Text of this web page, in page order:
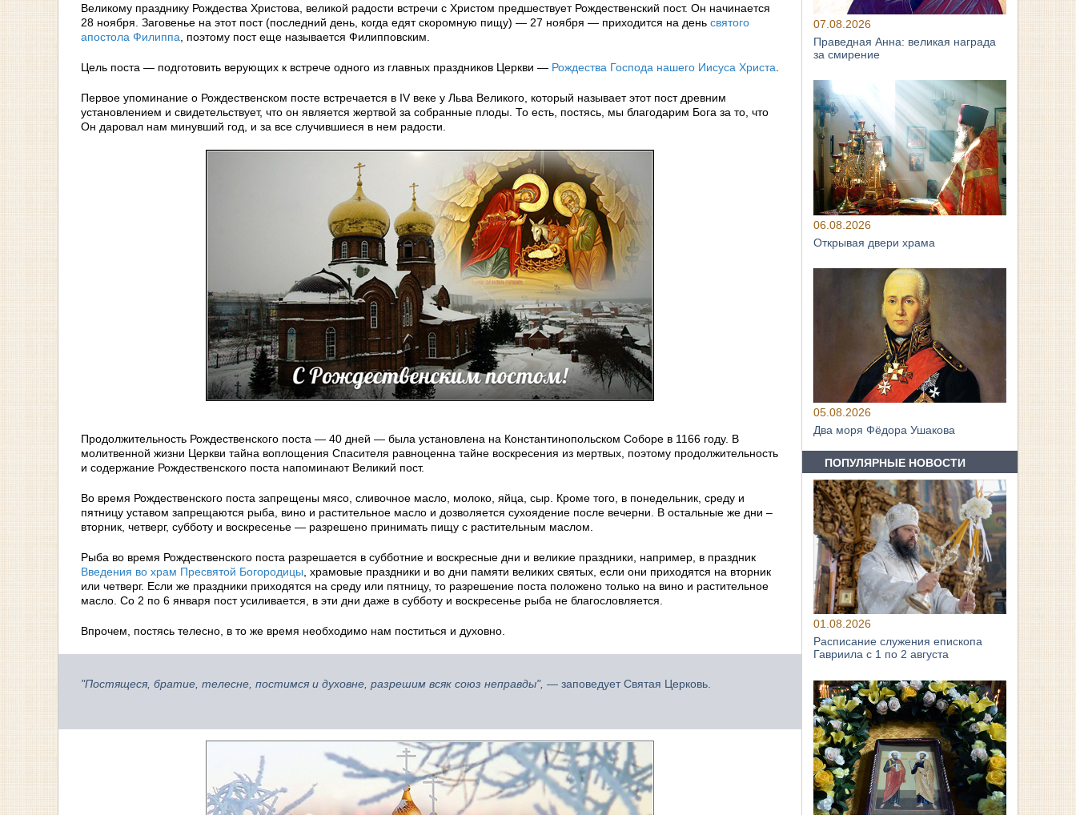
Великому празднику Рождества Христова, великой радости встречи с Христом предшествует Рождественский пост. Он начинается
28 ноября. Заговенье на этот пост (последний день, когда едят скоромную пищу) — 27 ноября — приходится на день святого
апостола Филиппа, поэтому пост еще называется Филипповским.
Цель поста — подготовить верующих к встрече одного из главных праздников Церкви — Рождества Господа нашего Иисуса Христа.
Первое упоминание о Рождественском посте встречается в IV веке у Льва Великого, который называет этот пост древним
установлением и свидетельствует, что он является жертвой за собранные плоды. То есть, постясь, мы благодарим Бога за то, что
Он даровал нам минувший год, и за все случившиеся в нем радости.
Продолжительность Рождественского поста — 40 дней — была установлена на Константинопольском Соборе в 1166 году. В
молитвенной жизни Церкви тайна воплощения Спасителя равноценна тайне воскресения из мертвых, поэтому продолжительность
и содержание Рождественского поста напоминают Великий пост.
Во время Рождественского поста запрещены мясо, сливочное масло, молоко, яйца, сыр. Кроме того, в понедельник, среду и
пятницу уставом запрещаются рыба, вино и растительное масло и дозволяется сухоядение после вечерни. В остальные же дни –
вторник, четверг, субботу и воскресенье — разрешено принимать пищу с растительным маслом.
Рыба во время Рождественского поста разрешается в субботние и воскресные дни и великие праздники, например, в праздник
Введения во храм Пресвятой Богородицы, храмовые праздники и во дни памяти великих святых, если они приходятся на вторник
или четверг. Если же праздники приходятся на среду или пятницу, то разрешение поста положено только на вино и растительное
масло. Со 2 по 6 января пост усиливается, в эти дни даже в субботу и воскресенье рыба не благословляется.
Впрочем, постясь телесно, в то же время необходимо нам поститься и духовно.
"Постящеся, братие, телесне, постимся и духовне, разрешим всяк союз неправды", — заповедует Святая Церковь.
07.08.2026
Праведная Анна: великая награда
за смирение
06.08.2026
Открывая двери храма
05.08.2026
Два моря Фёдора Ушакова
ПОПУЛЯРНЫЕ НОВОСТИ
01.08.2026
Расписание служения епископа
Гавриила с 1 по 2 августа